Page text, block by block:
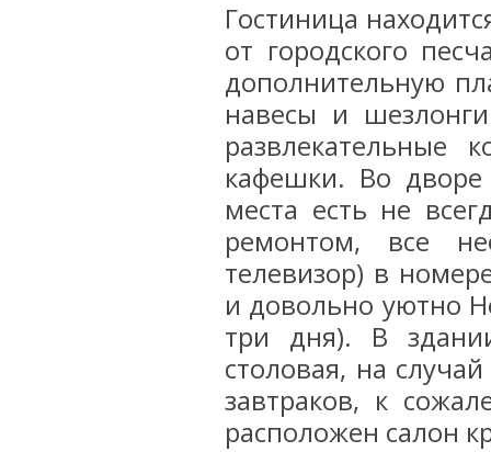
Гостиница
от городского
дополнительную
навесы и
развлекательные
кафешки. Во дворе
места есть не
ремонтом, все
телевизор) в
и довольно уютно
три дня). В
столовая, на
завтраков, к
расположен салон